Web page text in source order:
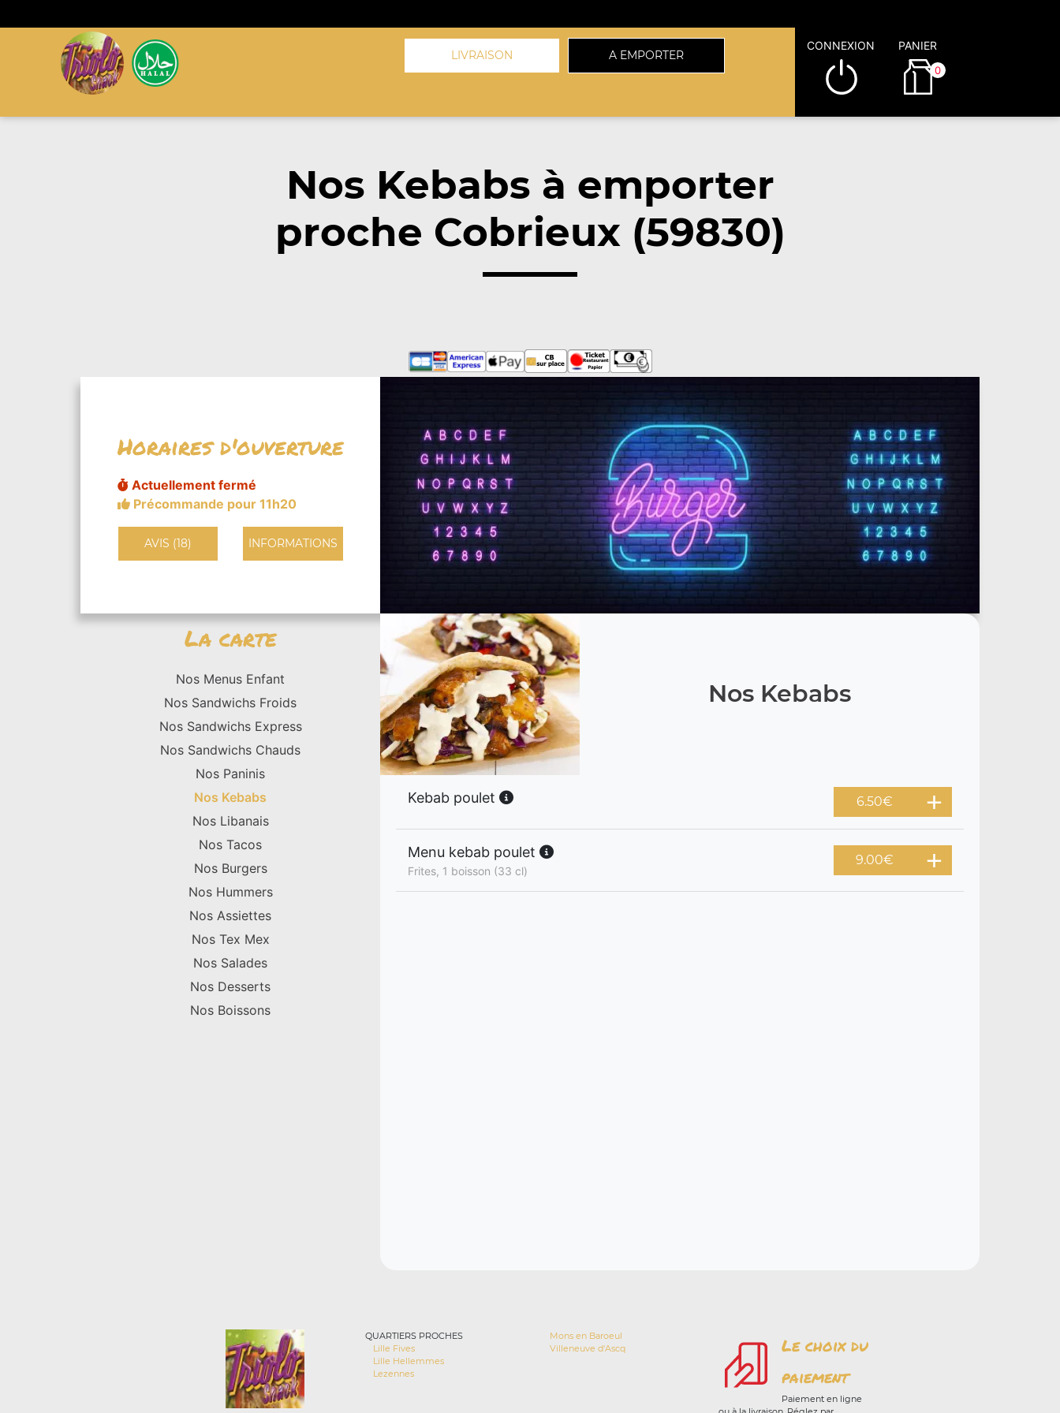
LIVRAISON A EMPORTER
CONNEXION PANIER
0
Nos Kebabs à emporter
proche Cobrieux (59830)
Horaires d'ouverture
Actuellement fermé
Précommande pour 11h20
AVIS (18) INFORMATIONS
La carte
Nos Menus Enfant
Nos Sandwichs Froids
Nos Sandwichs Express
Nos Sandwichs Chauds
Nos Paninis
Nos Kebabs
Nos Libanais
Nos Tacos
Nos Burgers
Nos Hummers
Nos Assiettes
Nos Tex Mex
Nos Salades
Nos Desserts
Nos Boissons
Nos Kebabs
Kebab poulet 6.50€
Menu kebab poulet
Frites, 1 boisson (33 cl)
9.00€
QUARTIERS PROCHES
Lille Fives
Lille Hellemmes
Lezennes
Mons en Baroeul
Villeneuve d'Ascq
Le choix du
paiement
Paiement en ligne